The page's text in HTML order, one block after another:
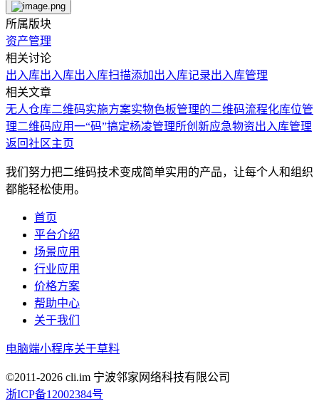
所属版块
资产管理
相关讨论
出入库出入库出入库扫描添加出入库记录出入库管理
相关文章
无人仓库二维码实施方案实物色板管理的二维码流程化库位管
理二维码应用一“码”搞定杨凌管理所创新应急物资出入库管理
返回社区主页
我们努力把二维码技术变成简单实用的产品，让每个人和组织
都能轻松使用。
首页
平台介绍
场景应用
行业应用
价格方案
帮助中心
关于我们
电脑端小程序关于草料
©2011-2026 cli.im 宁波邻家网络科技有限公司
浙ICP备12002384号